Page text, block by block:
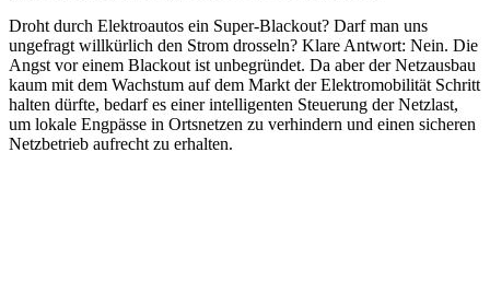
Droht durch Elektroautos ein Super-Blackout? Darf man uns
ungefragt willkürlich den Strom drosseln? Klare Antwort: Nein. Die
Angst vor einem Blackout ist unbegründet. Da aber der Netzausbau
kaum mit dem Wachstum auf dem Markt der Elektromobilität Schritt
halten dürfte, bedarf es einer intelligenten Steuerung der Netzlast,
um lokale Engpässe in Ortsnetzen zu verhindern und einen sicheren
Netzbetrieb aufrecht zu erhalten.